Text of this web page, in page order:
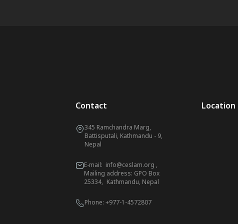
Contact
345 Ramchandra Marg,
Battisputali, Kathmandu - 9,
Nepal
E-mail: info@ceslam.org ,
Mailing address: GPO Box
25334, Kathmandu, Nepal
Phone: +977-1-4572807
Location